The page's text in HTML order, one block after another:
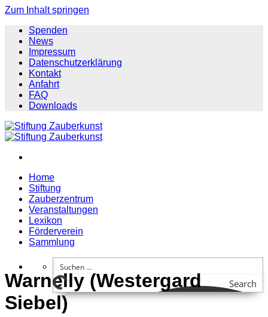
Zum Inhalt springen
Spenden
News
Impressum
Datenschutzerklärung
Kontakt
Anfahrt
FAQ
Downloads
Home
Stiftung
Zauberzentrum
Veranstaltungen
Lexikon
Förderverein
Sammlung
Search
Warnelly (Westergard
Siebel)